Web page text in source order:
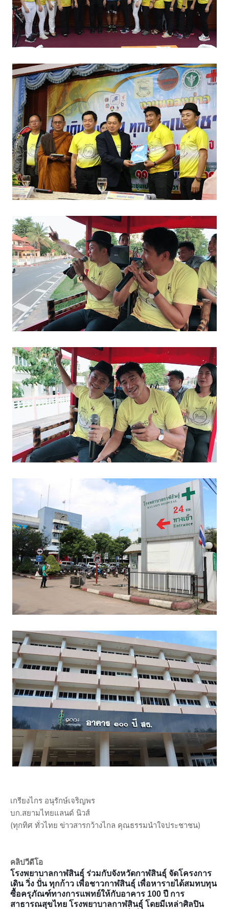
เกรียงไกร อนุรักษ์เจริญพร
บก.สยามไทยแลนด์ นิวส์
(ทุกทิศ ทั่วไทย ข่าวสารกว้างไกล คุณธรรมนำใจประชาชน)
คลิปวีดีโอ
โรงพยาบาลกาฬสินธุ์ ร่วมกับจังหวัดกาฬสินธุ์ จัดโครงการ
เดิน วิ่ง ปั่น ทุกก้าว เพื่อชาวกาฬสินธุ์ เพื่อหารายได้สมทบทุน
ซื้อครุภัณฑ์ทางการแพทย์ให้กับอาคาร 100 ปี การ
สาธารณสุขไทย โรงพยาบาลกาฬสินธุ์ โดยมีเหล่าศิลปิน